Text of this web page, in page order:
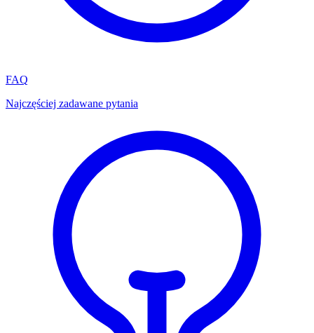
FAQ
Najczęściej zadawane pytania